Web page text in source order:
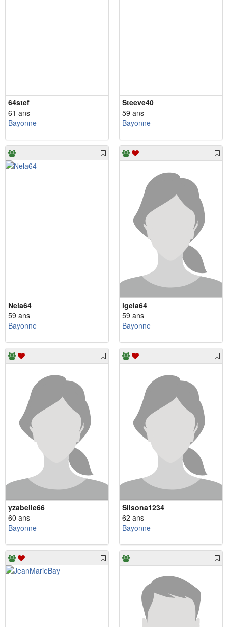
64stef
61 ans
Bayonne
Steeve40
59 ans
Bayonne
Nela64
59 ans
Bayonne
igela64
59 ans
Bayonne
yzabelle66
60 ans
Bayonne
Silsona1234
62 ans
Bayonne